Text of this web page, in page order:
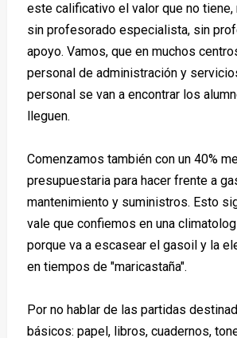
este calificativo el valor que no tiene,
sin profesorado especialista, sin
apoyo. Vamos, que en muchos
personal de administración y
personal se van a encontrar los
lleguen.
Comenzamos también con un 40%
presupuestaria para hacer frente a
mantenimiento y suministros. Esto
vale que confiemos en una
porque va a escasear el gasoil y la
en tiempos de "maricastaña".
Por no hablar de las partidas
básicos: papel, libros, cuadernos,